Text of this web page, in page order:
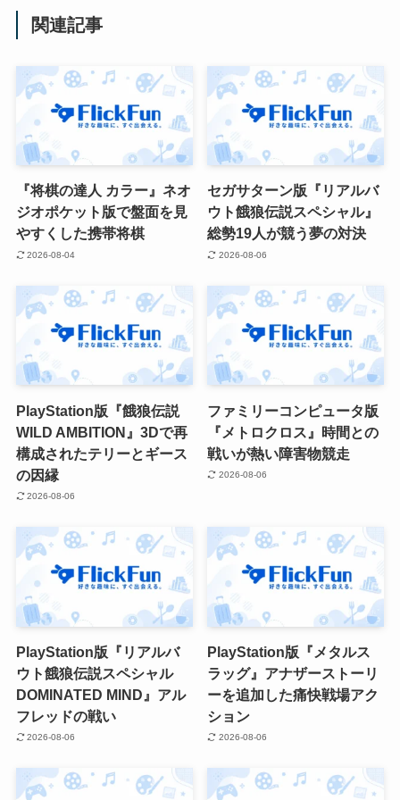
関連記事
『将棋の達人 カラー』ネオ
ジオポケット版で盤面を見
やすくした携帯将棋
2026-08-04
セガサターン版『リアルバ
ウト餓狼伝説スペシャル』
総勢19人が競う夢の対決
2026-08-06
PlayStation版『餓狼伝説
WILD AMBITION』3Dで再
構成されたテリーとギース
の因縁
2026-08-06
ファミリーコンピュータ版
『メトロクロス』時間との
戦いが熱い障害物競走
2026-08-06
PlayStation版『リアルバ
ウト餓狼伝説スペシャル
DOMINATED MIND』アル
フレッドの戦い
2026-08-06
PlayStation版『メタルス
ラッグ』アナザーストーリ
ーを追加した痛快戦場アク
ション
2026-08-06